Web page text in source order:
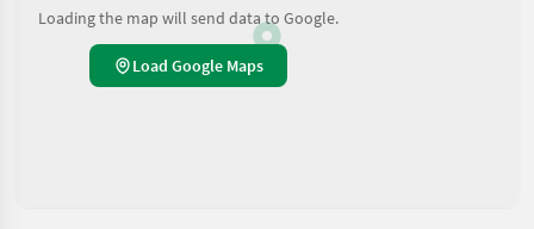
Loading the map will send data to Google.
Load Google Maps